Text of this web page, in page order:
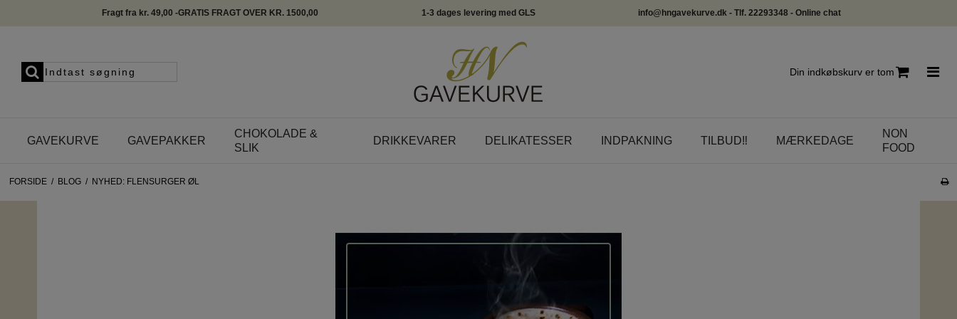
Fragt fra kr. 49,00 -GRATIS FRAGT OVER KR. 1500,00 1-3 dages levering med GLS info@hngavekurve.dk - Tlf. 22293348 - Online chat
Din indkøbskurv er tom
GAVEKURVE GAVEPAKKER
CHOKOLADE &
SLIK
DRIKKEVARER DELIKATESSER INDPAKNING TILBUD‼️ MÆRKEDAGE
NON
FOOD
FORSIDE / BLOG / NYHED: FLENSURGER ØL